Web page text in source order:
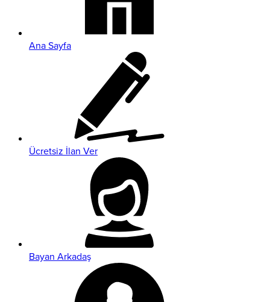
Ana Sayfa
Ücretsiz İlan Ver
Bayan Arkadaş